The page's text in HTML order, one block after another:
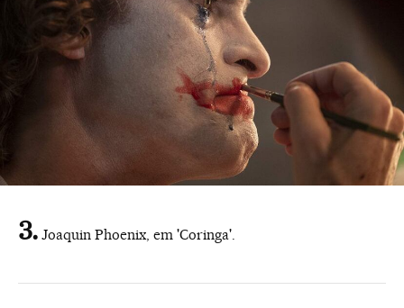
Joaquin Phoenix, em 'Coringa'.